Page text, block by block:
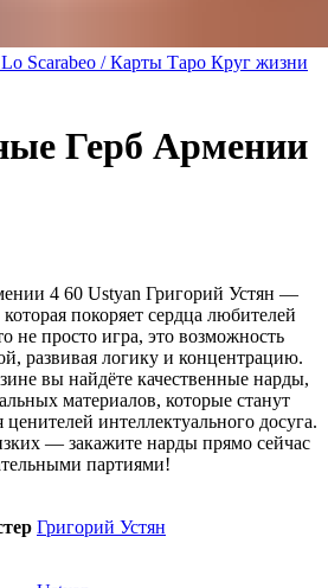
Scarabeo / Карты Таро Круг жизни
Герб Армении
4 60 Ustyan Григорий Устян —
покоряет сердца любителей
не просто игра, это возможность
развивая логику и концентрацию.
вы найдёте качественные нарды,
материалов, которые станут
интеллектуального досуга.
— закажите нарды прямо сейчас
партиями!
Григорий Устян